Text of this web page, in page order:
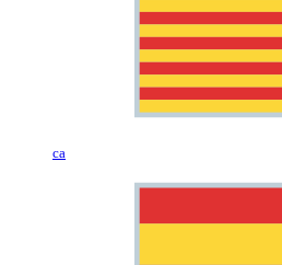
ca